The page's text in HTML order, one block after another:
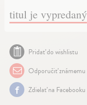
titul je vypredaný
Pridať do wishlistu
Odporučiť známemu
Zdielať na Facebooku